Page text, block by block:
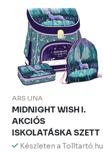
ARS UNA
MIDNIGHT WISH I.
AKCIÓS
ISKOLATÁSKA SZETT
Készleten a Tolltartó.hu